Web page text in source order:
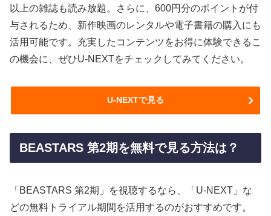
以上の雑誌も読み放題。さらに、600円分のポイントが付
与されるため、新作映画のレンタルや電子書籍の購入にも
活用可能です。充実したコンテンツをお得に体験できるこ
の機会に、ぜひU-NEXTをチェックしてみてください。
U-NEXTで見る
BEASTARS 第2期を無料で見る方法は？
「BEASTARS 第2期」を視聴するなら、「U-NEXT」な
どの無料トライアル期間を活用するのがおすすめです。